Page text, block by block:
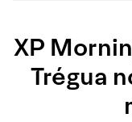
XP
Trégua